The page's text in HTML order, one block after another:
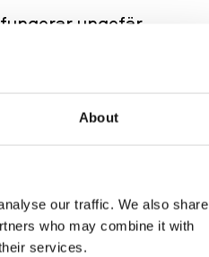
About
our traffic. We also share
who may combine it with
services.
ungefär
att behöva
ungefär som när